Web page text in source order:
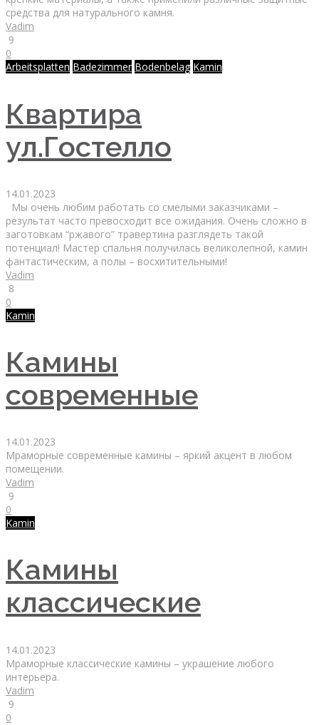
средства для натурального камня.
Vadim
9
0
Arbeitsplatten Badezimmer Bodenbelag Kamin
Квартира
ул.Гостелло
14.01.2023
Мы очень любим работать со смелыми заказчиками –
результат часто превосходит все ожидания. Очень сложно в
заготовкам “ржавого” травертина разглядеть такой
потенциал! Мастер спальня получилась великолепной, камин
фантастическим, а полы – восхитительными!
Vadim
8
0
Kamin
Камины
современные
14.01.2023
Мраморные современные камины – яркий акцент в любом
помещении.
Vadim
9
0
Kamin
Камины
классические
14.01.2023
Мраморные классические камины – украшение любого
интерьера.
Vadim
9
0